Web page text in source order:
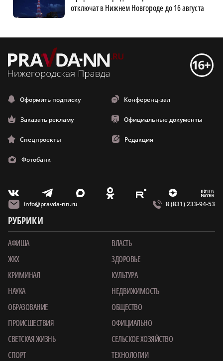
отключат в Нижнем Новгороде до 16 августа
Оформить подписку Конференц-зал
Заказать рекламу Официальные документы
Спецпроекты Редакция
Фотобанк
V T X O E Z m
info@pravda-nn.ru 8 (831) 233-94-53
РУБРИКИ
АФИША
ВЛАСТЬ
ЖКХ
ЗДОРОВЬЕ
КРИМИНАЛ
КУЛЬТУРА
НАУКА
НЕДВИЖИМОСТЬ
ОБРАЗОВАНИЕ
ОБЩЕСТВО
ПРОИСШЕСТВИЯ
ОФИЦИАЛЬНО
СВЕТСКАЯ ЖИЗНЬ
СЕЛЬСКОЕ ХОЗЯЙСТВО
СПОРТ
ТЕХНОЛОГИИ